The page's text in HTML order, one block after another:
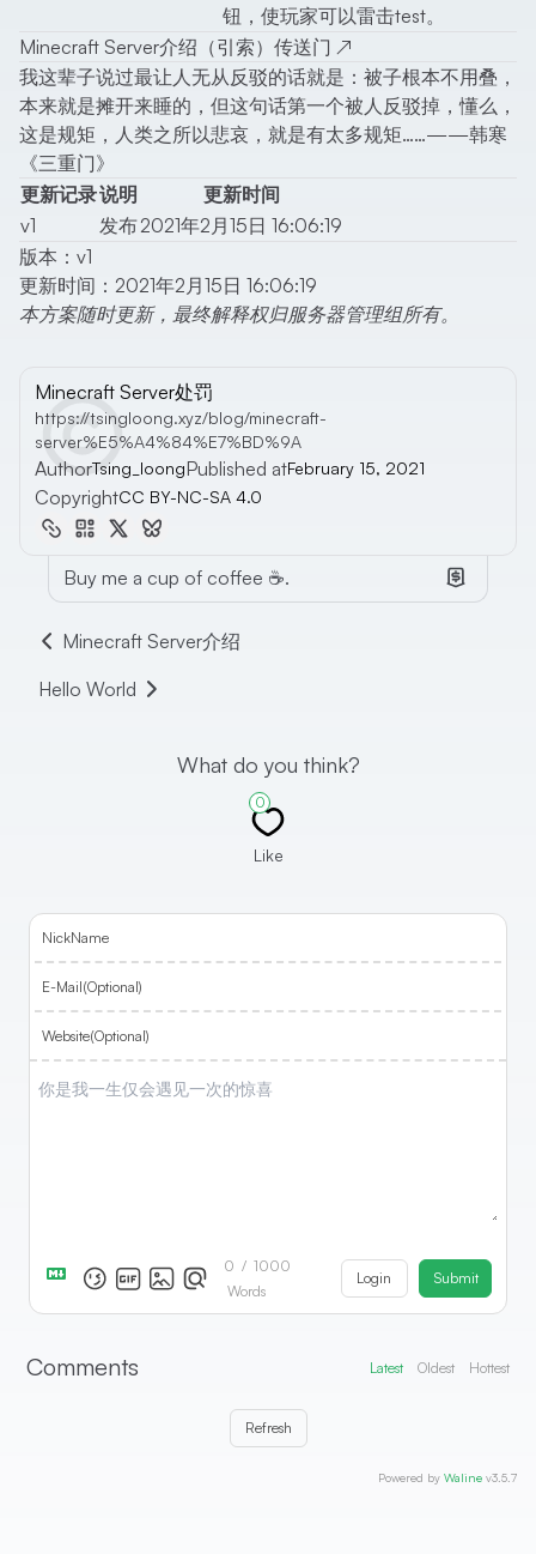
钮，使玩家可以雷击test。
Minecraft Server介绍（引索）传送门 ↗
我这辈子说过最让人无从反驳的话就是：被子根本不用叠，
本来就是摊开来睡的，但这句话第一个被人反驳掉，懂么，
这是规矩，人类之所以悲哀，就是有太多规矩……——韩寒
《三重门》
更新记录说明
更新时间
v1
发布2021年2月15日 16:06:19
版本：v1
更新时间：2021年2月15日 16:06:19
本方案随时更新，最终解释权归服务器管理组所有。
Minecraft Server处罚
https://tsingloong.xyz/blog/minecraft-
server%E5%A4%84%E7%BD%9A
AuthorTsing_loongPublished atFebruary 15, 2021
CopyrightCC BY-NC-SA 4.0
Buy me a cup of coffee ☕.
Minecraft Server介绍
Hello World
What do you think?
0
Like
NickName
E-Mail(Optional)
Website(Optional)
0 / 1000
Words
Login Submit
Comments Latest Oldest Hottest
Refresh
Powered by Waline v3.5.7